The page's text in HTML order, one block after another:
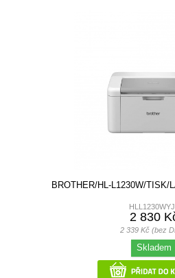
BROTHER/HL-L1230W/TISK/
2 830
2 339 Kč (bez
Skladem